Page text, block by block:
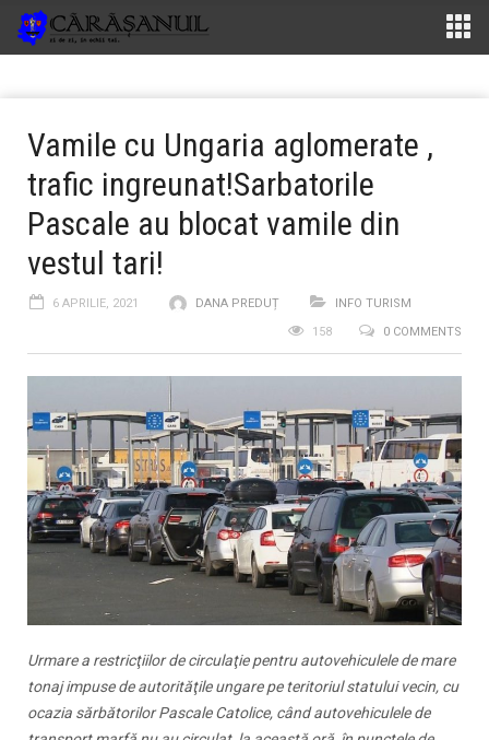
Vamile cu Ungaria aglomerate ,
trafic ingreunat!Sarbatorile
Pascale au blocat vamile din
vestul tari!
6 APRILIE, 2021 DANA PREDUȚ
INFO TURISM
0 COMMENTS
158
Urmare a restricţiilor de circulaţie pentru autovehiculele de mare
tonaj impuse de autorităţile ungare pe teritoriul statului vecin, cu
ocazia sărbătorilor Pascale Catolice, când autovehiculele de